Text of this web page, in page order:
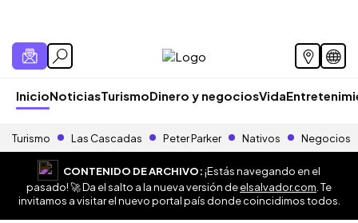
InicioNoticiasTurismoDinero y negociosVida
Turismo Las Cascadas Peter Parker Nativos Negocios
CONTENIDO DE ARCHIVO:¡Estás navegando en el
pasado! 🚀 Da el salto a la nueva versión deelsalvador.com . Te
invitamos a visitar el nuevo portal país donde coincidimos todos.